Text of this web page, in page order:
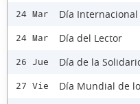
24 Mar Día
24 Mar Día del Lector
26 Jue Día de la
27 Vie
Día Mundial de